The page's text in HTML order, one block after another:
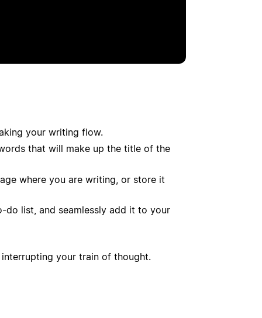
your writing flow.
that will make up the title of the
where you are writing, or store it
do list, and seamlessly add it to your
your train of thought.